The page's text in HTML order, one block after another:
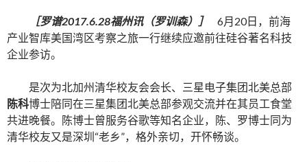
［罗谱2017.6.28福州讯（罗训森）］ 6月20日，前海
产业智库美国湾区考察之旅一行继续应邀前往硅谷著名科技
企业参访。
是次为北加州清华校友会会长、三星电子集团北美总部
陈科博士陪同在三星集团北美总部参观交流并在其员工食堂
共进晚餐。陈博士曾服务谷歌等知名企业，陈、罗博士同为
清华校友又是深圳“老乡”，格外亲切，开怀畅谈。